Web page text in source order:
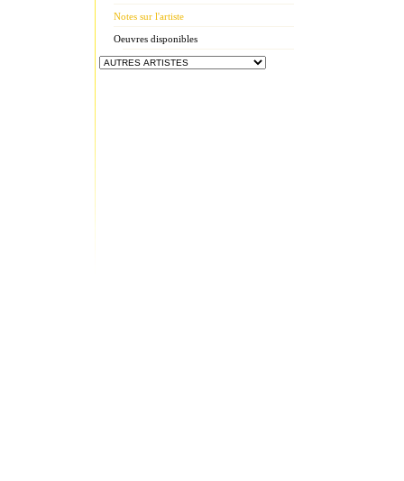
Notes sur l'artiste
Oeuvres disponibles